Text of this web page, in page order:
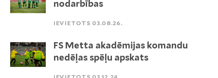
nodarbības
IEVIETOTS 03.08.26.
FS Metta akadēmijas komandu
nedēļas spēļu apskats